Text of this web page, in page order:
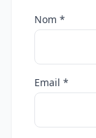
Nom *
Email *